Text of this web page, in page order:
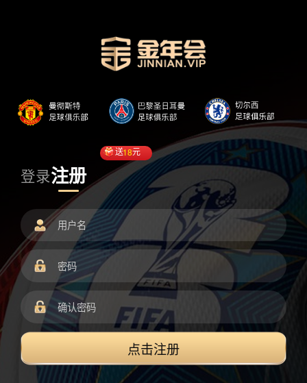
登录注册
送18元
点击注册